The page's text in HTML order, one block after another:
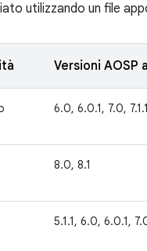
utilizzando un file
Versioni AOSP
6.0, 6.0.1, 7.0,
8.0, 8.1
5.1.1, 6.0, 6.0.1,